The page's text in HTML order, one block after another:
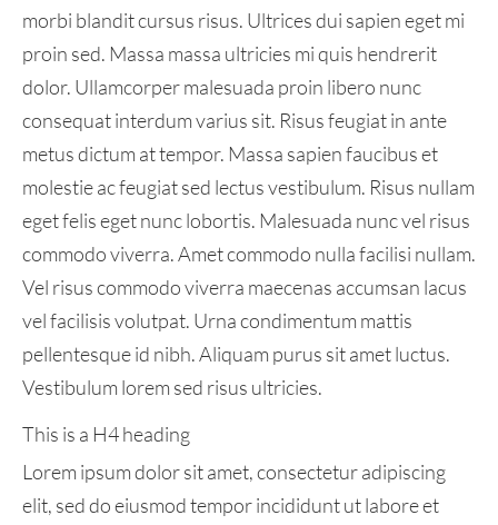
morbi blandit cursus risus. Ultrices dui sapien eget mi
proin sed. Massa massa ultricies mi quis hendrerit
dolor. Ullamcorper malesuada proin libero nunc
consequat interdum varius sit. Risus feugiat in ante
metus dictum at tempor. Massa sapien faucibus et
molestie ac feugiat sed lectus vestibulum. Risus nullam
eget felis eget nunc lobortis. Malesuada nunc vel risus
commodo viverra. Amet commodo nulla facilisi nullam.
Vel risus commodo viverra maecenas accumsan lacus
vel facilisis volutpat. Urna condimentum mattis
pellentesque id nibh. Aliquam purus sit amet luctus.
Vestibulum lorem sed risus ultricies.
This is a H4 heading
Lorem ipsum dolor sit amet, consectetur adipiscing
elit, sed do eiusmod tempor incididunt ut labore et